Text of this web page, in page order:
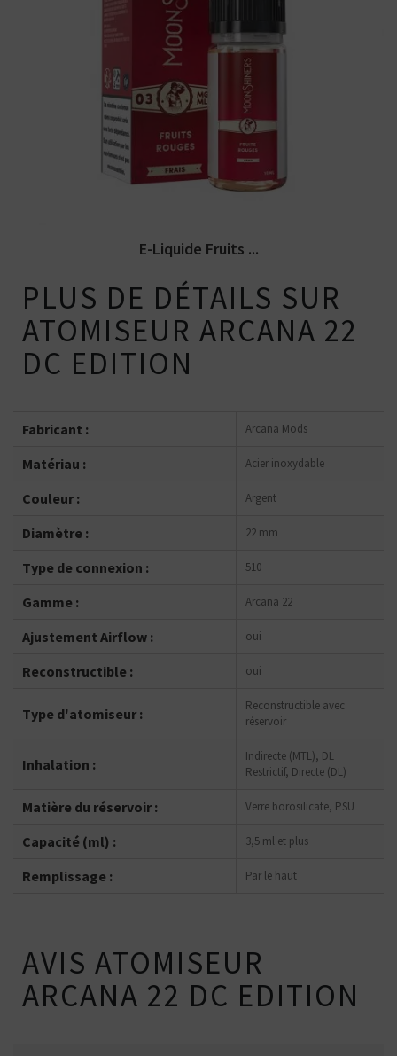
Arômes : fruits rouges, fraicheur. E-
liquide Moonshiners. Disponible en...
E-Liquide Fruits ...
PLUS DE DÉTAILS SUR
ATOMISEUR ARCANA 22
DC EDITION
Fabricant : Arcana Mods
Matériau : Acier inoxydable
Couleur : Argent
Diamètre : 22 mm
Type de connexion : 510
Gamme : Arcana 22
Ajustement Airflow : oui
Reconstructible : oui
Type d'atomiseur :
Reconstructible avec
réservoir
Inhalation :
Indirecte (MTL), DL
Restrictif, Directe (DL)
Matière du réservoir : Verre borosilicate, PSU
Capacité (ml) : 3,5 ml et plus
Remplissage : Par le haut
AVIS ATOMISEUR
ARCANA 22 DC EDITION